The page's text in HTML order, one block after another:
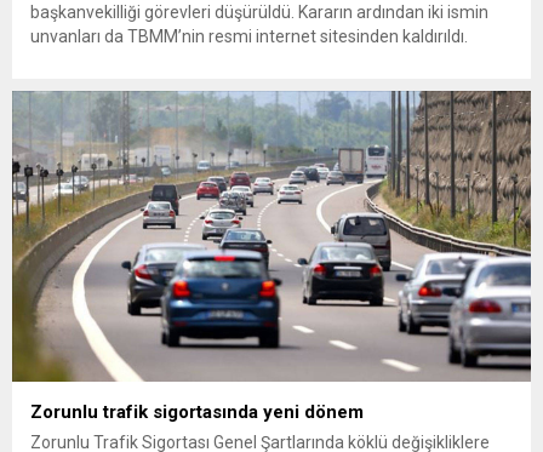
başkanvekilliği görevleri düşürüldü. Kararın ardından iki ismin
unvanları da TBMM’nin resmi internet sitesinden kaldırıldı.
çıkarma cezası uygulanmak üzere Yüksek Disiplin Kurulu’na
(YDK) sevk edilen ve partideki tüm görevlerinden...
Zorunlu trafik sigortasında yeni dönem
Zorunlu Trafik Sigortası Genel Şartlarında köklü değişikliklere